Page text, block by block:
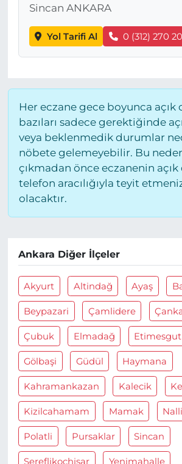
Sincan ANKARA
Yol Tarifi Al 0 (312) 270
Her eczane gece boyunca
bazıları sadece gerektiğinde
veya beklenmedik durumlar
nöbete gelemeyebilir. Bu
çıkmadan önce eczanenin
telefon aracılığıyla teyit
olacaktır.
Ankara Diğer İlçeler
Akyurt Altindağ Ayaş
Beypazari Çamlidere
Çubuk Elmadağ Etimesgut
Gölbaşi Güdül Haymana
Kahramankazan Kalecik
Kizilcahamam Mamak
Polatli Pursaklar Sincan
Şereflikoçhisar Yenimahalle